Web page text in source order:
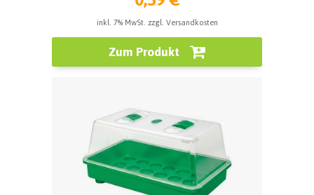
inkl. 7% MwSt. zzgl. Versandkosten
Zum Produkt